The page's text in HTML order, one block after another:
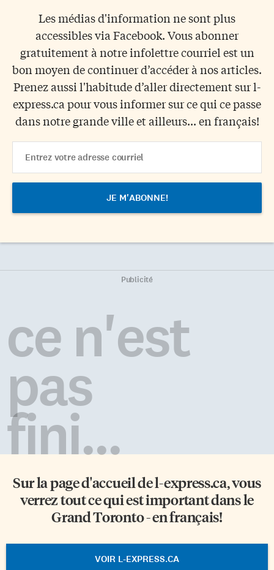
Les médias d'information ne sont plus
accessibles via Facebook. Vous abonner
gratuitement à notre infolettre courriel est un
bon moyen de continuer d’accéder à nos articles.
Prenez aussi l'habitude d’aller directement sur l-
express.ca pour vous informer sur ce qui ce passe
dans notre grande ville et ailleurs... en français!
Address
Publicité
ce n'est
pas
fini...
Sur la page d'accueil del-express.ca, vous
verrez tout ce qui est important dans le
Grand Toronto - en français!
VOIR L-EXPRESS.CA